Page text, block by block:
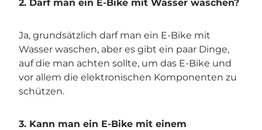
2. Darf man ein E-Bike mit Wasser waschen?
Ja, grundsätzlich darf man ein E-Bike mit
Wasser waschen, aber es gibt ein paar Dinge,
auf die man achten sollte, um das E-Bike und
vor allem die elektronischen Komponenten zu
schützen.
3. Kann man ein E-Bike mit einem